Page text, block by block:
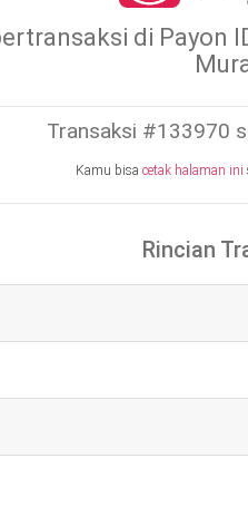
di Payon
Transaksi #133970
Kamu bisa cetak halaman ini
Rincian